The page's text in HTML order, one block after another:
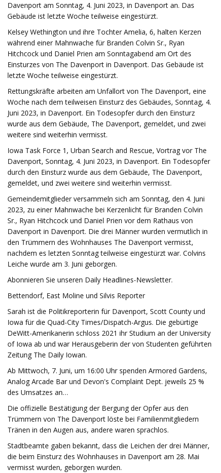
Davenport am Sonntag, 4. Juni 2023, in Davenport an. Das
Gebäude ist letzte Woche teilweise eingestürzt.
Kelsey Wethington und ihre Tochter Amelia, 6, halten Kerzen
während einer Mahnwache für Branden Colvin Sr., Ryan
Hitchcock und Daniel Prien am Sonntagabend am Ort des
Einsturzes von The Davenport in Davenport. Das Gebäude ist
letzte Woche teilweise eingestürzt.
Rettungskräfte arbeiten am Unfallort von The Davenport, eine
Woche nach dem teilweisen Einsturz des Gebäudes, Sonntag, 4.
Juni 2023, in Davenport. Ein Todesopfer durch den Einsturz
wurde aus dem Gebäude, The Davenport, gemeldet, und zwei
weitere sind weiterhin vermisst.
Iowa Task Force 1, Urban Search and Rescue, Vortrag vor The
Davenport, Sonntag, 4. Juni 2023, in Davenport. Ein Todesopfer
durch den Einsturz wurde aus dem Gebäude, The Davenport,
gemeldet, und zwei weitere sind weiterhin vermisst.
Gemeindemitglieder versammeln sich am Sonntag, den 4. Juni
2023, zu einer Mahnwache bei Kerzenlicht für Branden Colvin
Sr., Ryan Hitchcock und Daniel Prien vor dem Rathaus von
Davenport in Davenport. Die drei Männer wurden vermutlich in
den Trümmern des Wohnhauses The Davenport vermisst,
nachdem es letzten Sonntag teilweise eingestürzt war. Colvins
Leiche wurde am 3. Juni geborgen.
Abonnieren Sie unseren Daily Headlines-Newsletter.
Bettendorf, East Moline und Silvis Reporter
Sarah ist die Politikreporterin für Davenport, Scott County und
Iowa für die Quad-City Times/Dispatch-Argus. Die gebürtige
DeWitt-Amerikanerin schloss 2021 ihr Studium an der University
of Iowa ab und war Herausgeberin der von Studenten geführten
Zeitung The Daily Iowan.
Ab Mittwoch, 7. Juni, um 16:00 Uhr spenden Armored Gardens,
Analog Arcade Bar und Devon's Complaint Dept. jeweils 25 %
des Umsatzes an…
Die offizielle Bestätigung der Bergung der Opfer aus den
Trümmern von The Davenport löste bei Familienmitgliedern
Tränen in den Augen aus, andere waren sprachlos.
Stadtbeamte gaben bekannt, dass die Leichen der drei Männer,
die beim Einsturz des Wohnhauses in Davenport am 28. Mai
vermisst wurden, geborgen wurden.